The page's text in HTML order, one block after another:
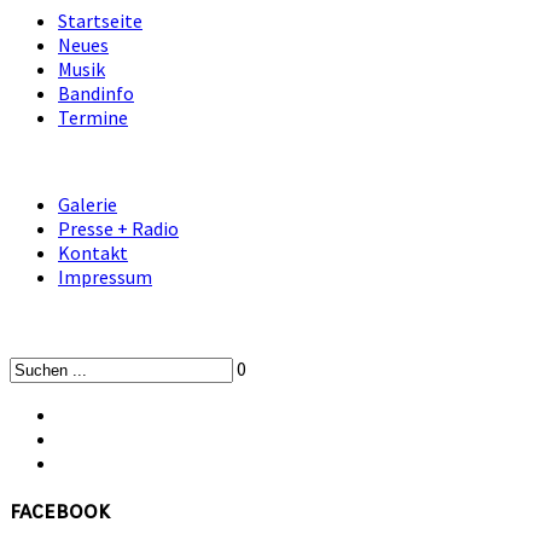
Startseite
Neues
Musik
Bandinfo
Termine
Galerie
Presse + Radio
Kontakt
Impressum
0
facebook